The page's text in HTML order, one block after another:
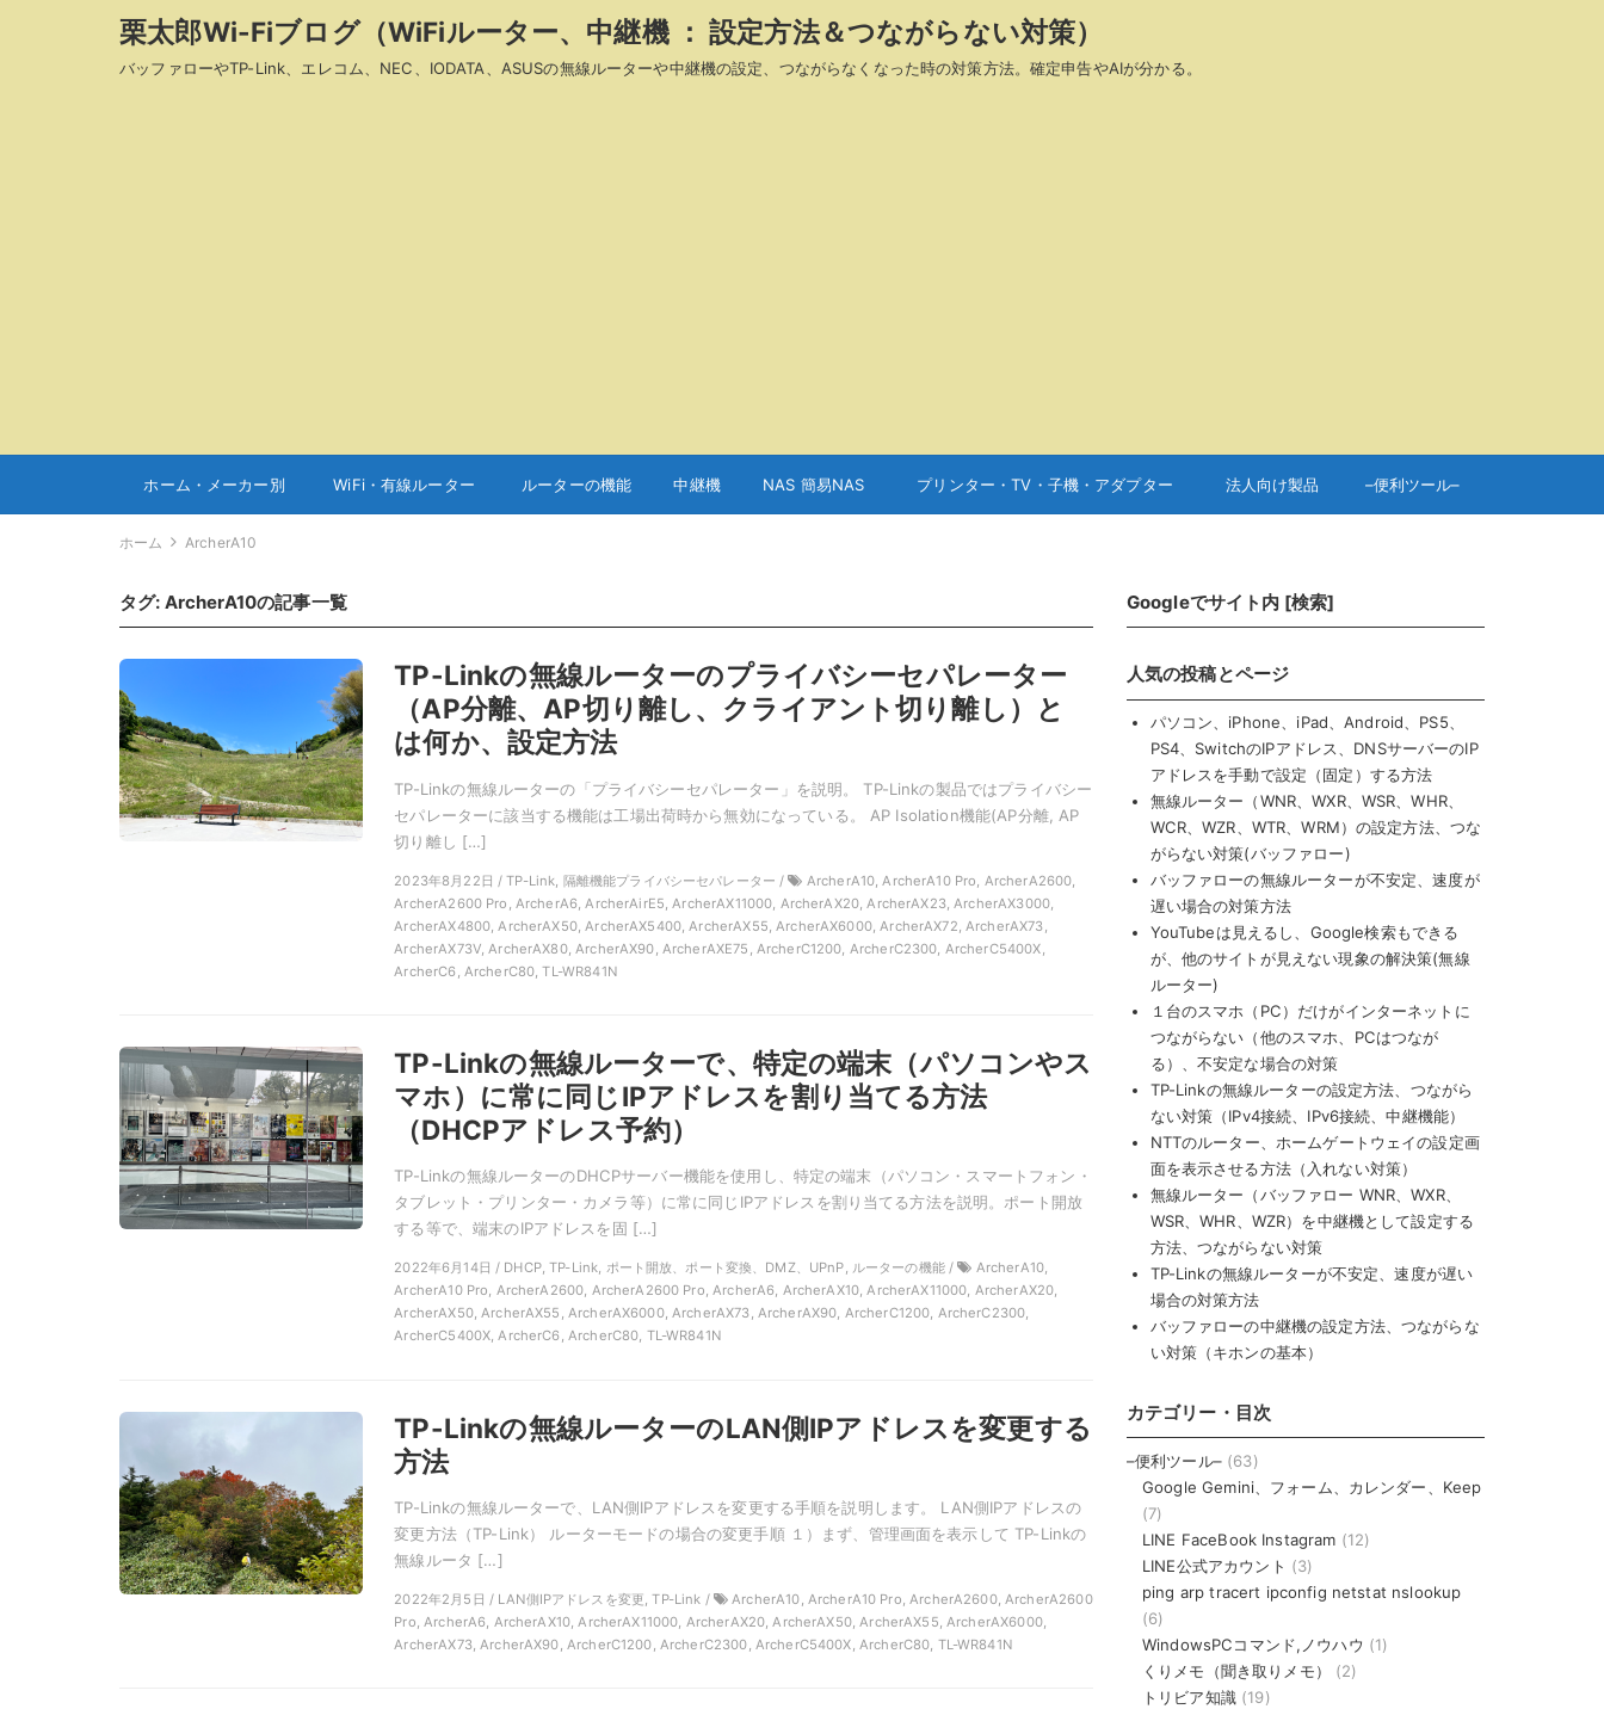
栗太郎Wi-Fiブログ（WiFiルーター、中継機 ： 設定方法＆つながらない対策）
バッファローやTP-Link、エレコム、NEC、IODATA、ASUSの無線ルーターや中継機の設定、つながらなくなった時の対策方法。確定申告やAIが分かる。
ホーム・メーカー別 WiFi・有線ルーター ルーターの機能 中継機 NAS 簡易NAS プリンター・TV・子機・アダプター 法人向け製品 –便利ツール–
ホーム ArcherA10
タグ: ArcherA10の記事一覧
TP-Linkの無線ルーターのプライバシーセパレーター
（AP分離、AP切り離し、クライアント切り離し）と
は何か、設定方法
TP-Linkの無線ルーターの「プライバシーセパレーター」を説明。 TP-Linkの製品ではプライバシー
セパレーターに該当する機能は工場出荷時から無効になっている。 AP Isolation機能(AP分離, AP
切り離し […]
2023年8月22日 / TP-Link, 隔離機能プライバシーセパレーター /
ArcherA10, ArcherA10 Pro, ArcherA2600,
ArcherA2600 Pro, ArcherA6, ArcherAirE5, ArcherAX11000, ArcherAX20, ArcherAX23, ArcherAX3000,
ArcherAX4800, ArcherAX50, ArcherAX5400, ArcherAX55, ArcherAX6000, ArcherAX72, ArcherAX73,
ArcherAX73V, ArcherAX80, ArcherAX90, ArcherAXE75, ArcherC1200, ArcherC2300, ArcherC5400X,
ArcherC6, ArcherC80, TL-WR841N
TP-Linkの無線ルーターで、特定の端末（パソコンやス
マホ）に常に同じIPアドレスを割り当てる方法
（DHCPアドレス予約）
TP-Linkの無線ルーターのDHCPサーバー機能を使用し、特定の端末（パソコン・スマートフォン・
タブレット・プリンター・カメラ等）に常に同じIPアドレスを割り当てる方法を説明。ポート開放
する等で、端末のIPアドレスを固 […]
2022年6月14日 / DHCP, TP-Link, ポート開放、ポート変換、DMZ、UPnP, ルーターの機能 /
ArcherA10,
ArcherA10 Pro, ArcherA2600, ArcherA2600 Pro, ArcherA6, ArcherAX10, ArcherAX11000, ArcherAX20,
ArcherAX50, ArcherAX55, ArcherAX6000, ArcherAX73, ArcherAX90, ArcherC1200, ArcherC2300,
ArcherC5400X, ArcherC6, ArcherC80, TL-WR841N
TP-Linkの無線ルーターのLAN側IPアドレスを変更する
方法
TP-Linkの無線ルーターで、LAN側IPアドレスを変更する手順を説明します。 LAN側IPアドレスの
変更方法（TP-Link） ルーターモードの場合の変更手順 １）まず、管理画面を表示して TP-Linkの
無線ルータ […]
2022年2月5日 / LAN側IPアドレスを変更, TP-Link /
ArcherA10, ArcherA10 Pro, ArcherA2600, ArcherA2600
Pro, ArcherA6, ArcherAX10, ArcherAX11000, ArcherAX20, ArcherAX50, ArcherAX55, ArcherAX6000,
ArcherAX73, ArcherAX90, ArcherC1200, ArcherC2300, ArcherC5400X, ArcherC80, TL-WR841N
Googleでサイト内 [検索]
人気の投稿とページ
パソコン、iPhone、iPad、Android、PS5、
PS4、SwitchのIPアドレス、DNSサーバーのIP
アドレスを手動で設定（固定）する方法
無線ルーター（WNR、WXR、WSR、WHR、
WCR、WZR、WTR、WRM）の設定方法、つな
がらない対策(バッファロー)
バッファローの無線ルーターが不安定、速度が
遅い場合の対策方法
YouTubeは見えるし、Google検索もできる
が、他のサイトが見えない現象の解決策(無線
ルーター)
１台のスマホ（PC）だけがインターネットに
つながらない（他のスマホ、PCはつなが
る）、不安定な場合の対策
TP-Linkの無線ルーターの設定方法、つながら
ない対策（IPv4接続、IPv6接続、中継機能）
NTTのルーター、ホームゲートウェイの設定画
面を表示させる方法（入れない対策）
無線ルーター（バッファロー WNR、WXR、
WSR、WHR、WZR）を中継機として設定する
方法、つながらない対策
TP-Linkの無線ルーターが不安定、速度が遅い
場合の対策方法
バッファローの中継機の設定方法、つながらな
い対策（キホンの基本）
カテゴリー・目次
–便利ツール–(63)
Google Gemini、フォーム、カレンダー、Keep
(7)
LINE FaceBook Instagram (12)
LINE公式アカウント (3)
ping arp tracert ipconfig netstat nslookup
(6)
WindowsPCコマンド,ノウハウ (1)
くりメモ（聞き取りメモ）
(2)
トリビア知識(19)